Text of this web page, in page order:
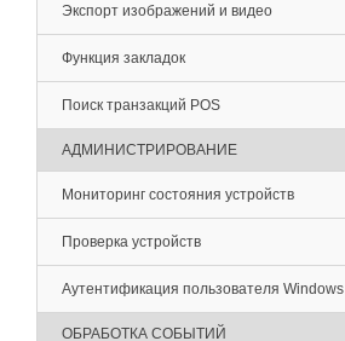
Экспорт изображений и видео
Функция закладок
Поиск транзакций POS
АДМИНИСТРИРОВАНИЕ
Мониторинг состояния устройств
Проверка устройств
Аутентификация пользователя Windows
ОБРАБОТКА СОБЫТИЙ